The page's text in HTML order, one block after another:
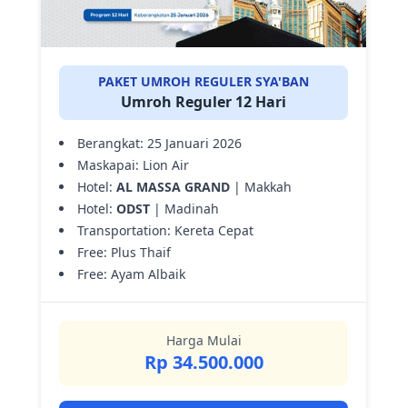
PAKET UMROH REGULER SYA'BAN
Umroh Reguler 12 Hari
Berangkat: 25 Januari 2026
Maskapai: Lion Air
Hotel: AL MASSA GRAND | Makkah
Hotel: ODST | Madinah
Transportation: Kereta Cepat
Free: Plus Thaif
Free: Ayam Albaik
Harga Mulai
Rp 34.500.000